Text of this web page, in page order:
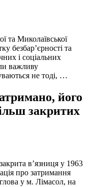
та Миколаївської
безбар’єрності та
і соціальних
важливу
не тоді, …
його
закритих
в’язниця у 1963
про затримання
у м. Лімасол, на